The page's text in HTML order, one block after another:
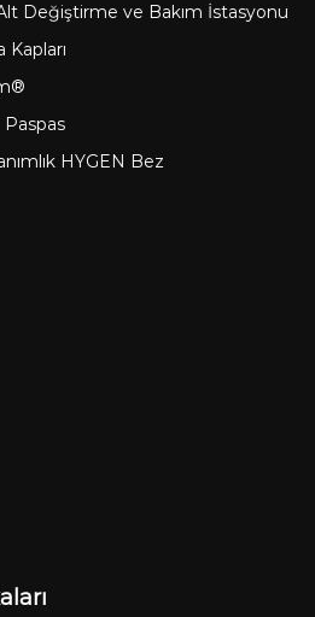
Değiştirme ve Bakım İstasyonu
HYGEN Bez